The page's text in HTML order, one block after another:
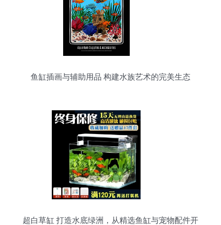
鱼缸插画与辅助用品 构建水族艺术的完美生态
超白草缸 打造水底绿洲，从精选鱼缸与宠物配件开